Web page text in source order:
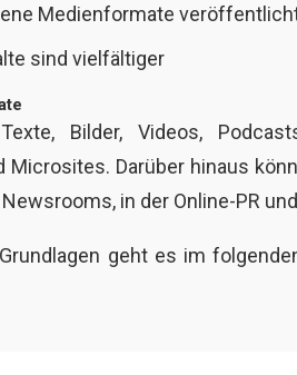
Medienformate
sind vielfältiger
Bilder, Videos,
Darüber hinaus
in der Online-PR
geht es im